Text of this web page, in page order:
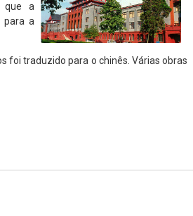
que a
para a
foi traduzido para o chinês. Várias obras